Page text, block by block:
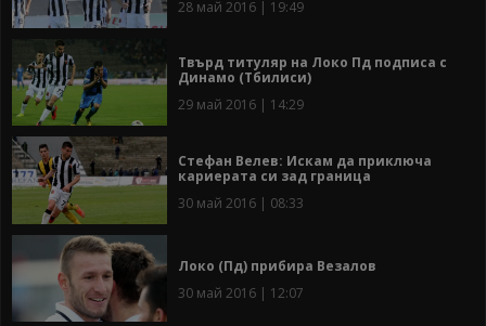
28 май 2016 | 19:49
Твърд титуляр на Локо Пд подписа с
Динамо (Тбилиси)
29 май 2016 | 14:29
Стефан Велев: Искам да приключа
кариерата си зад граница
30 май 2016 | 08:33
Локо (Пд) прибира Везалов
30 май 2016 | 12:07